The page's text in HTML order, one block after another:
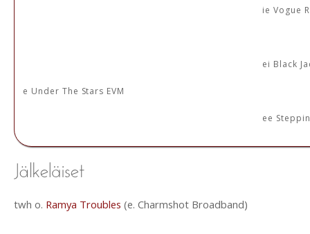
ie Vogue
e Under The Stars EVM
ei Black
ee
twh o. Ramya Troubles (e. Charmshot Broadband)